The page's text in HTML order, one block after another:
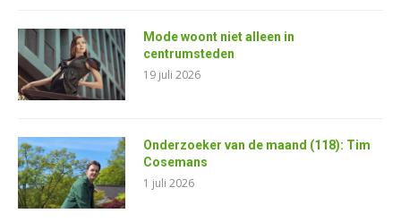
Mode woont niet alleen in
centrumsteden
19 juli 2026
Onderzoeker van de maand (118): Tim
Cosemans
1 juli 2026